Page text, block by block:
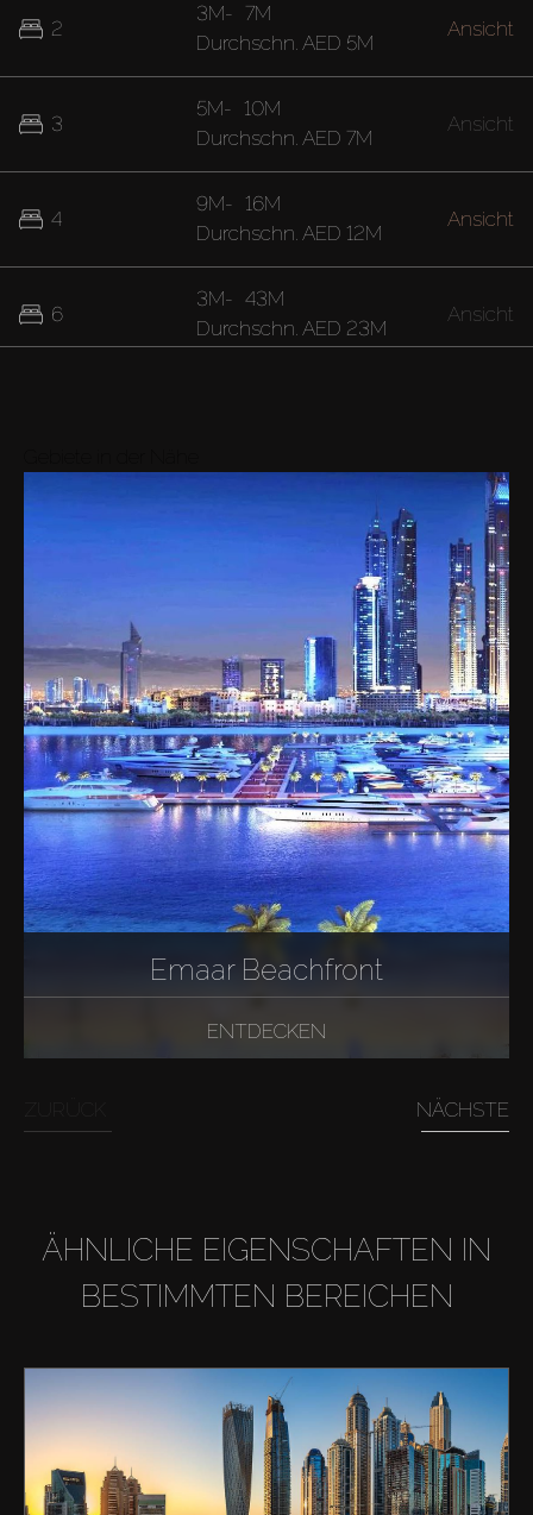
2
3
4
6
3M- 7M
Durchschn. AED 5M
Ansicht
5M- 10M
Durchschn. AED 7M
Ansicht
9M- 16M
Durchschn. AED 12M
Ansicht
3M- 43M
Durchschn. AED 23M
Ansicht
Emaar Beachfront
ENTDECKEN
NÄCHSTE
ÄHNLICHE EIGENSCHAFTEN IN
BESTIMMTEN BEREICHEN